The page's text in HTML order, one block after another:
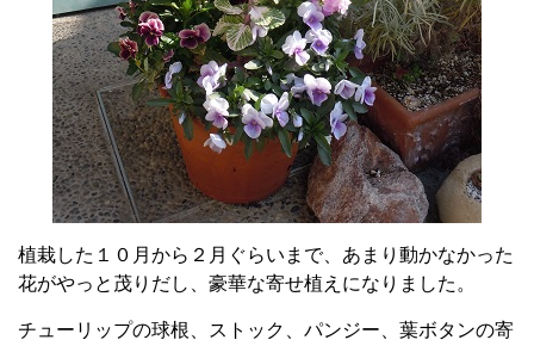
植栽した１０月から２月ぐらいまで、あまり動かなかった
花がやっと茂りだし、豪華な寄せ植えになりました。
チューリップの球根、ストック、パンジー、葉ボタンの寄